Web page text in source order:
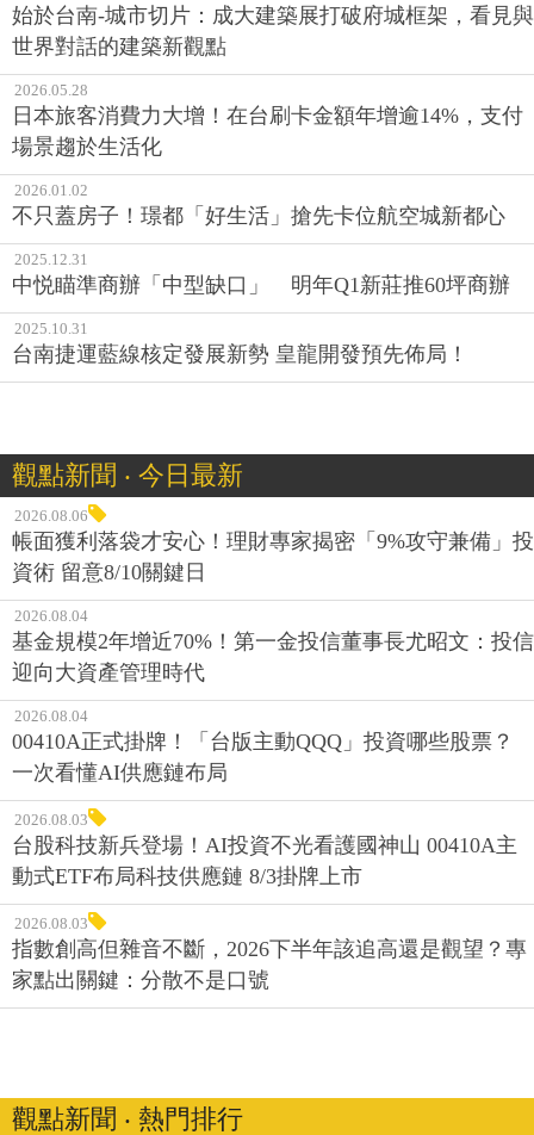
始於台南-城市切片：成大建築展打破府城框架，看見與
世界對話的建築新觀點
2026.05.28
日本旅客消費力大增！在台刷卡金額年增逾14%，支付
場景趨於生活化
2026.01.02
不只蓋房子！璟都「好生活」搶先卡位航空城新都心
2025.12.31
中悦瞄準商辦「中型缺口」 明年Q1新莊推60坪商辦
2025.10.31
台南捷運藍線核定發展新勢 皇龍開發預先佈局！
觀點新聞 ‧ 今日最新
2026.08.06
帳面獲利落袋才安心！理財專家揭密「9%攻守兼備」投
資術 留意8/10關鍵日
2026.08.04
基金規模2年增近70%！第一金投信董事長尤昭文：投信
迎向大資產管理時代
2026.08.04
00410A正式掛牌！「台版主動QQQ」投資哪些股票？
一次看懂AI供應鏈布局
2026.08.03
台股科技新兵登場！AI投資不光看護國神山 00410A主
動式ETF布局科技供應鏈 8/3掛牌上市
2026.08.03
指數創高但雜音不斷，2026下半年該追高還是觀望？專
家點出關鍵：分散不是口號
觀點新聞 ‧ 熱門排行